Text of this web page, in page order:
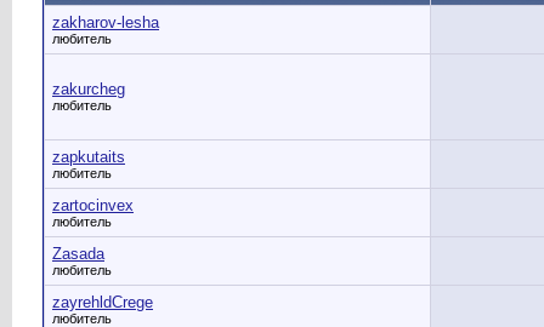
zakharov-lesha
любитель
zakurcheg
любитель
zapkutaits
любитель
zartocinvex
любитель
Zasada
любитель
zayrehldCrege
любитель